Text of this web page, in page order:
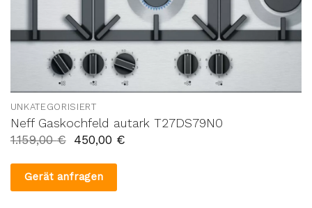
UNKATEGORISIERT
Neff Gaskochfeld autark T27DS79N0
1.159,00€ 450,00 €
Gerät anfragen